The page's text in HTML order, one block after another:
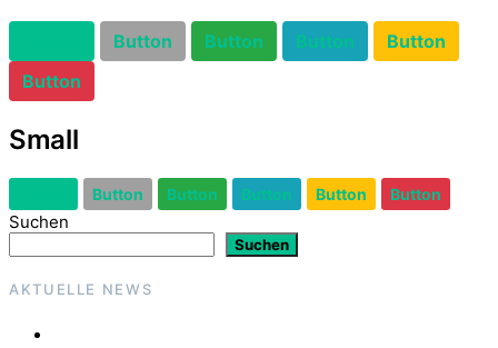
Button Button Button
Button
Button
Small
Button Button Button Button Button
Suchen
Suchen
AKTUELLE NEWS